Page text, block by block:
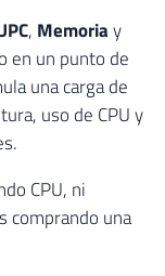
, Memoriay
en un punto de
una carga de
uso de CPU y
CPU, ni
comprando una